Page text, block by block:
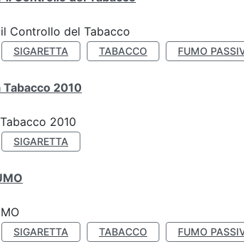
Controllo del Tabacco
SIGARETTA TABACCO FUMO
2010
2010
SIGARETTA
SIGARETTA TABACCO FUMO